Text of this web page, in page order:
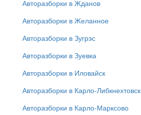
Авторазборки в Жданов
Авторазборки в Желанное
Авторазборки в Зугрэс
Авторазборки в Зуевка
Авторазборки в Иловайск
Авторазборки в Карло-Либкнехтовск
Авторазборки в Карло-Марксово